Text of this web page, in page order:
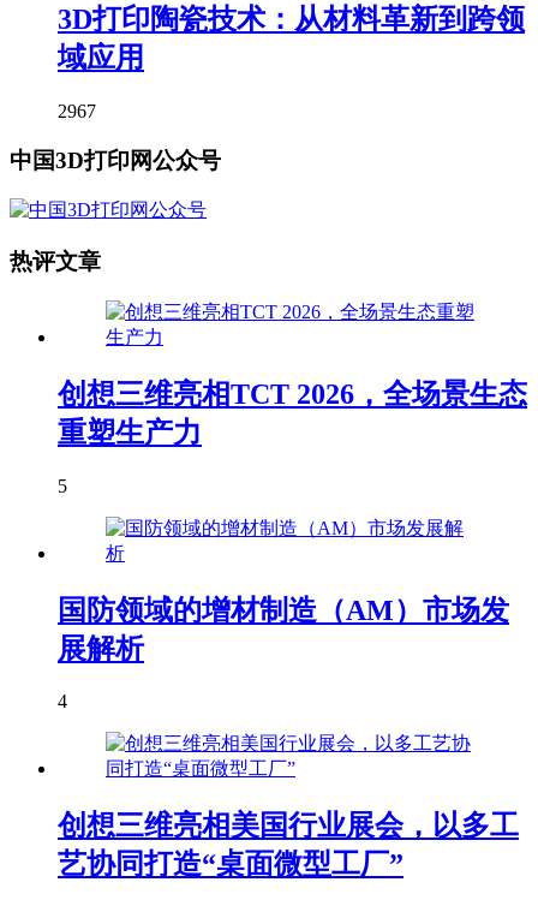
3D打印陶瓷技术：从材料革新到跨领
域应用
2967
中国3D打印网公众号
热评文章
创想三维亮相TCT 2026，全场景生态
重塑生产力
5
国防领域的增材制造（AM）市场发
展解析
4
创想三维亮相美国行业展会，以多工
艺协同打造“桌面微型工厂”